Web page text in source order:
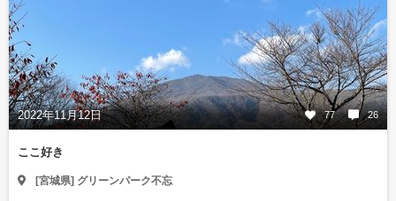
2022年11月12日 77 26
ここ好き
[宮城県] グリーンパーク不忘